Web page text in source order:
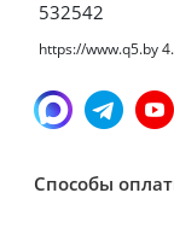
532542
https://www.q5.by
Способы